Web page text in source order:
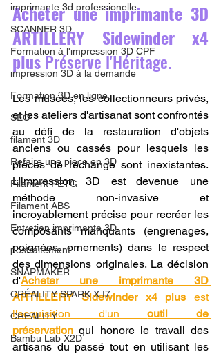
imprimante 3d professionelle
SCANNER 3D
Formation à l'impression 3D CPF
impression 3D à la demande
Formation 3D en ligne.
SEO
filament 3D
Refaire une piece en 3D
Filament PETG
Filament ABS
Entretien imprimante 3D
postraitement
SNAPMAKER
CRÉALITY SPARK X I7
CREALITY
Bambu Lab X2D
Acheter une imprimante 3D
ARTILLERY Sidewinder x4
plus Préserve l'Héritage.
Les musées, les collectionneurs privés,
et les ateliers d'artisanat sont confrontés
au défi de la restauration d'objets
anciens ou cassés pour lesquels les
pièces de rechange sont inexistantes.
L'impression 3D est devenue une
méthode non-invasive et
incroyablement précise pour recréer les
composants manquants (engrenages,
poignées, ornements) dans le respect
des dimensions originales. La décision
d'Acheter une imprimante 3D
ARTILLERY Sidewinder x4 plus est
l'acquisition d'un outil de
préservation qui honore le travail des
artisans du passé tout en utilisant les